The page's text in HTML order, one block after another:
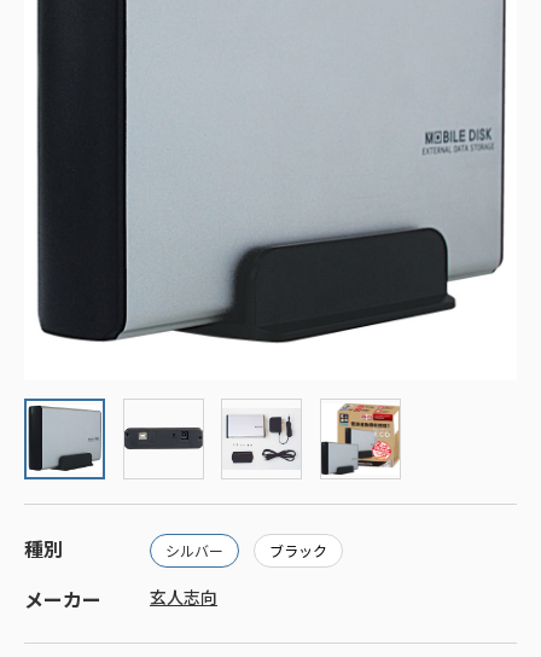
種別 シルバー ブラック
メーカー 玄人志向